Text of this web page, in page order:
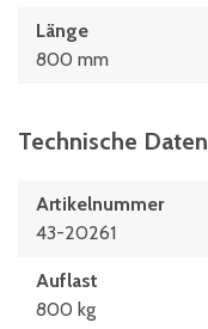
Länge
800 mm
Technische Daten
Artikelnummer
43-20261
Auflast
800 kg